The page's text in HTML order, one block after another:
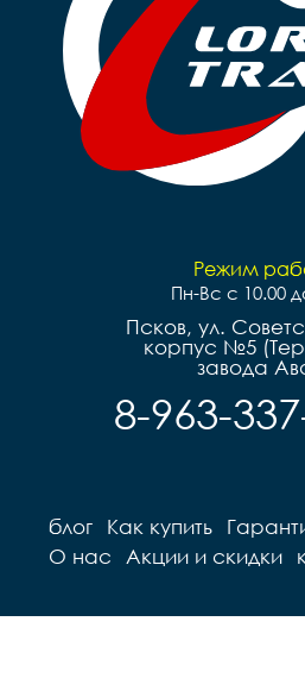
Режим
Пн-Вс с 10.00
Псков, ул.
корпус №5
завода
8-963-
блог Как купить
О нас
Акции и скидки